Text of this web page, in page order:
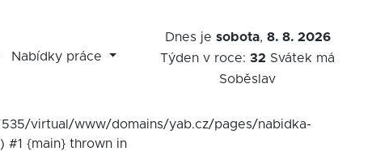
Nabídky práce
Dnes je sobota, 8. 8. 2026
Týden v roce:32 Svátek má
Soběslav
virtual/www/domains/yab.cz/pages/nabidka-
#1 {main} thrown in